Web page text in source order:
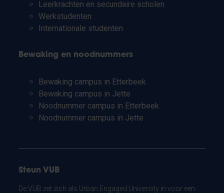
Leerkrachten en secundaire scholen
Werkstudenten
Internationale studenten
Bewaking en noodnummers
Bewaking campus in Etterbeek
Bewaking campus in Jette
Noodnummer campus in Etterbeek
Noodnummer campus in Jette
Steun VUB
De VUB zet zich als Urban Engaged University in voor een